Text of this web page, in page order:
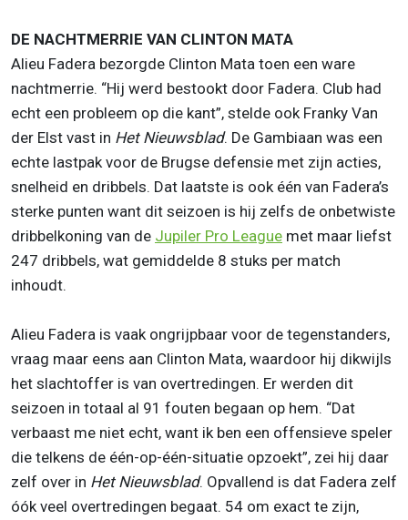
DE NACHTMERRIE VAN CLINTON MATA
Alieu Fadera bezorgde Clinton Mata toen een ware
nachtmerrie. “Hij werd bestookt door Fadera. Club had
echt een probleem op die kant”, stelde ook Franky Van
der Elst vast in Het Nieuwsblad. De Gambiaan was een
echte lastpak voor de Brugse defensie met zijn acties,
snelheid en dribbels. Dat laatste is ook één van Fadera’s
sterke punten want dit seizoen is hij zelfs de onbetwiste
dribbelkoning van de Jupiler Pro League met maar liefst
247 dribbels, wat gemiddelde 8 stuks per match
inhoudt.
Alieu Fadera is vaak ongrijpbaar voor de tegenstanders,
vraag maar eens aan Clinton Mata, waardoor hij dikwijls
het slachtoffer is van overtredingen. Er werden dit
seizoen in totaal al 91 fouten begaan op hem. “Dat
verbaast me niet echt, want ik ben een offensieve speler
die telkens de één-op-één-situatie opzoekt”, zei hij daar
zelf over in Het Nieuwsblad. Opvallend is dat Fadera zelf
óók veel overtredingen begaat. 54 om exact te zijn,